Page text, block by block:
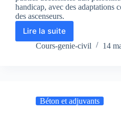
handicap, avec des adaptations
des ascenseurs.
Lire la suite
Accès
handicapés
handicapés
Cours-genie-civil 14
Béton et adjuvants